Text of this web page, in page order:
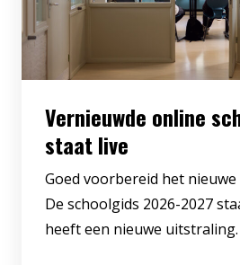
Vernieuwde online
staat live
Goed voorbereid het nieuwe
De schoolgids 2026-2027
heeft een nieuwe uitstraling.